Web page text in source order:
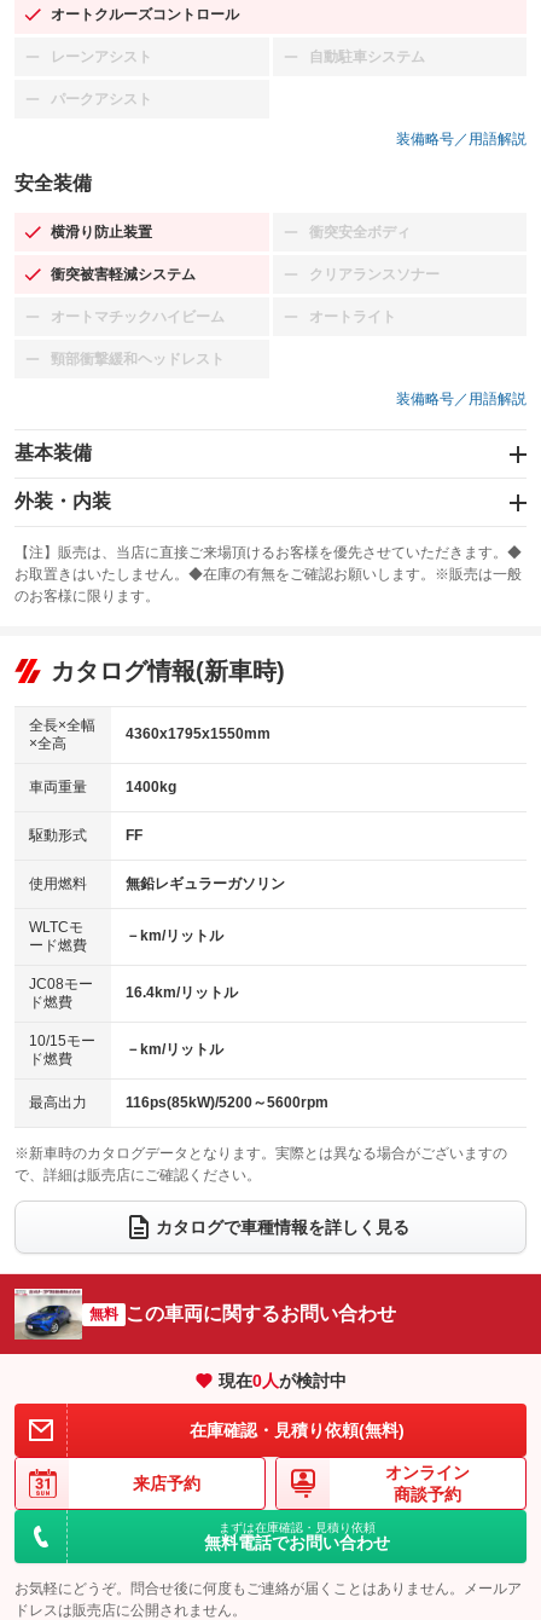
オートクルーズコントロール
：装備あり
レーンアシスト
：装備なし 自動駐車システム
：装備なし
パークアシスト
：装備なし
装備略号／用語解説
安全装備
横滑り防止装置
：装備あり 衝突安全ボディ
：装備なし
衝突被害軽減システム
：装備あり クリアランスソナー
：装備なし
オートマチックハイビーム
：装備なし オートライト
：装備なし
頸部衝撃緩和ヘッドレスト
：装備なし
装備略号／用語解説
基本装備
エアバッグ：運転席/助手席/サイド
：装備あり
：装備なし
サンルーフ
：装備なし ABS
リフトアップ
：装備なし
：装備なし
パワーウィンドウ
アイドリングストップ
：装備なし
USB入力端子
：装備なし
100V電源
：装備なし
センターデフロック
：装備なし
電動格納ミラー
：装備なし
外装・内装
カーナビ：メモリーナビ他
：装備あり
TV：フルセグ
：装備あり
ビジュアル：-／DVD再生
：装備あり
アルミホイール：アルミホイール
：装備あり
HID(キセノンライト)
バックカメラ
エアロ
：装備なし
ローダウン
：装備なし
ベンチシート
：装備なし
チップアップシート
：装備なし オットマン
：装備なし
電動格納サードシート
：装備なし シートヒーター
：装備なし
ウォークスルー
電動リアゲート フロントカメラ
：装備なし
シートエアコン
：装備なし 全周囲カメラ
：装備なし
サイドカメラ
：装備なし ルーフレール
：装備なし
エアサスペンション ヘッドライトウォッシャー
【注】販売は、当店に直接ご来場頂けるお客様を優先させていただきます。◆
お取置きはいたしません。◆在庫の有無をご確認お願いします。※販売は一般
のお客様に限ります。
カタログ情報(新車時)
全長×全幅
×全高
4360x1795x1550mm
車両重量 1400kg
駆動形式 FF
使用燃料 無鉛レギュラーガソリン
WLTCモ
ード燃費
－km/リットル
JC08モー
ド燃費
16.4km/リットル
10/15モー
ド燃費
－km/リットル
最高出力 116ps(85kW)/5200～5600rpm
※新車時のカタログデータとなります。実際とは異なる場合がございますの
で、詳細は販売店にご確認ください。
カタログで車種情報を詳しく見る
無料 この車両に関するお問い合わせ
現在0人が検討中
在庫確認・見積り依頼(無料)
来店予約
オンライン
商談予約
まずは在庫確認・見積り依頼
無料電話でお問い合わせ
お気軽にどうぞ。問合せ後に何度もご連絡が届くことはありません。メールア
ドレスは販売店に公開されません。